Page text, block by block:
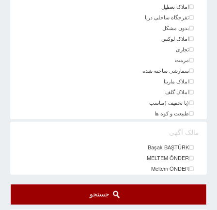
املاک تعطیل
تفرجگاه ساحلی دریا
بدون مشکل
املاک لوکس
تجاری
مرمت
سفارشی ساخته شده
املاک مارینا
املاک گلف
(با تخفیف (مناسب
طبیعت و کوه ها
مالک آگهی
Başak BAŞTÜRK
MELTEM ÖNDER
Meltem ÖNDER
جستجو